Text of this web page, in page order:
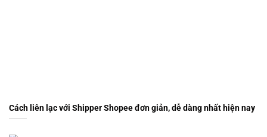
Cách liên lạc với Shipper Shopee đơn giản, dễ dàng nhất hiện nay